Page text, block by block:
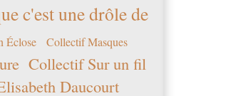
c'est une drôle de
Éclose Collectif Masques
Collectif Sur un fil
Daucourt